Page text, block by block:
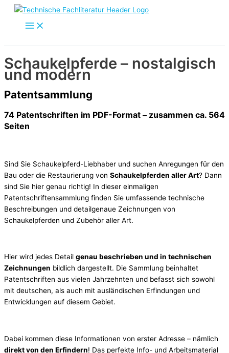
Zum
Schaukelpferde – nostalgisch
und modern
Patentsammlung
74 Patentschriften im PDF-Format – zusammen ca. 564
Seiten
Sind Sie Schaukelpferd-Liebhaber und suchen Anregungen für den
Bau oder die Restaurierung von Schaukelpferden aller Art? Dann
sind Sie hier genau richtig! In dieser einmaligen
Patentschriftensammlung finden Sie umfassende technische
Beschreibungen und detailgenaue Zeichnungen von
Schaukelpferden und Zubehör aller Art.
Hier wird jedes Detail genau beschrieben und in technischen
Zeichnungen bildlich dargestellt. Die Sammlung beinhaltet
Patentschriften aus vielen Jahrzehnten und befasst sich sowohl
mit deutschen, als auch mit ausländischen Erfindungen und
Entwicklungen auf diesem Gebiet.
Dabei kommen diese Informationen von erster Adresse – nämlich
direkt von den Erfindern! Das perfekte Info- und Arbeitsmaterial